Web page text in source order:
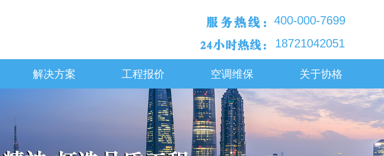
400-000-7699
18721042051
解决方案 工程报价 空调维保 关于协格